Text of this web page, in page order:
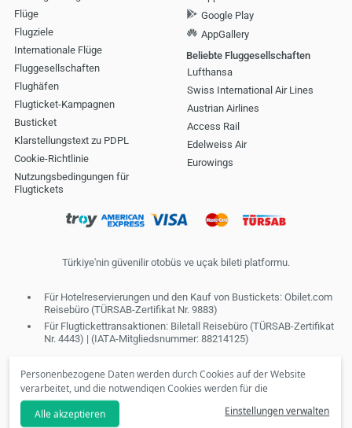
Personenbezogene Daten werden durch Cookies auf der Website
verarbeitet, und die notwendigen Cookies werden für die
Bereitstellung von Diensten der Informationsgesellschaft
verwendet. In Übereinstimmung mit Ihren Präferenzen können wir
Alle akzeptieren Einstellungen verwalten
Flüge
Flugziele
Internationale Flüge
Fluggesellschaften
Flughäfen
Flugticket-Kampagnen
Busticket
Klarstellungstext zu PDPL
Cookie-Richtlinie
Nutzungsbedingungen für
Flugtickets
Google Play
AppGallery
Beliebte Fluggesellschaften
Lufthansa
Swiss International Air Lines
Austrian Airlines
Access Rail
Edelweiss Air
Eurowings
Türkiye'nin güvenilir otobüs ve uçak bileti platformu.
Für Hotelreservierungen und den Kauf von Bustickets: Obilet.com
Reisebüro (TÜRSAB-Zertifikat Nr. 9883)
Für Flugtickettransaktionen: Biletall Reisebüro (TÜRSAB-Zertifikat
Nr. 4443) | (IATA-Mitgliedsnummer: 88214125)